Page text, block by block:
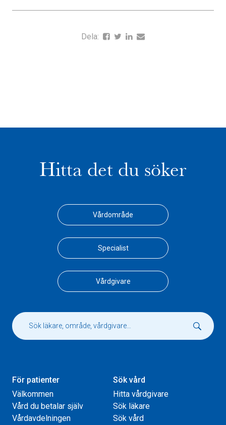
Dela:
Hitta det du söker
Vårdområde
Specialist
Vårdgivare
För patienter
Välkommen
Vård du betalar själv
Vårdavdelningen
Sök vård
Hitta vårdgivare
Sök läkare
Sök vård